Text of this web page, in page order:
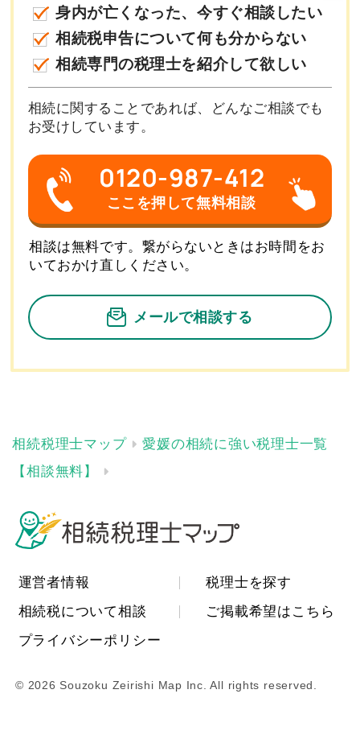
身内が亡くなった、今すぐ相談したい
相続税申告について何も分からない
相続専門の税理士を紹介して欲しい
相続に関することであれば、どんなご相談でも
お受けしています。
0120-987-412
ここを押して無料相談
相談は無料です。繋がらないときはお時間をお
いておかけ直しください。
メールで相談する
愛媛の相続に強い税理士一覧
【相談無料】
運営者情報
税理士を探す
相続税について相談
ご掲載希望はこちら
プライバシーポリシー
© 2026 Souzoku Zeirishi Map Inc. All rights reserved.